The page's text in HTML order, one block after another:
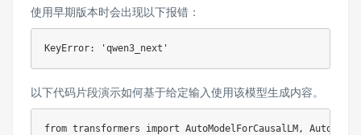
使用早期版本时会出现以下报错：
以下代码片段演示如何基于给定输入使用该模型生成内容。
from transformers import AutoModelForCausalLM ,